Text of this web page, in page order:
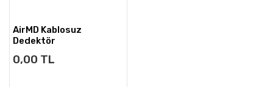
AirMD Kablosuz
Dedektör
0,00 TL